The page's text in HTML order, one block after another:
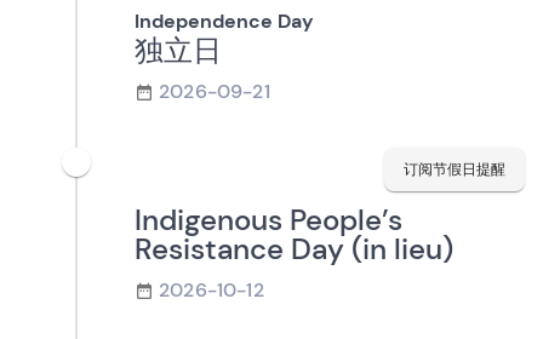
Independence Day
独立日
2026-09-21
订阅节假日提醒
Indigenous People’s
Resistance Day (in lieu)
2026-10-12